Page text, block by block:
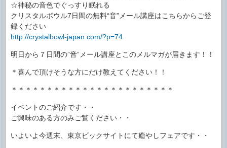
☆神秘の音色でぐっすり眠れる
クリスタルボウル7日間の無料“音”メール講座はこちらからご登
録ください
http://crystalbowl-japan.com/?p=74
明日から７日間の”音”メール講座とこのメルマガが届きます！！
＊喜んで頂けそうな方にだけ教えてください！！
＊＊＊＊＊＊＊＊＊＊＊＊＊＊＊＊＊＊＊＊＊＊＊
イベントのご紹介です・・
ご興味のある方のみご覧ください・・
いよいよ今週末、東京ビックサイトにて癒やしフェアです・・